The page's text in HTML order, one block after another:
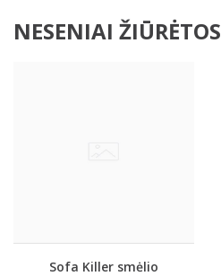
NESENIAI ŽIŪRĖTOS
Sofa Killer smėlio